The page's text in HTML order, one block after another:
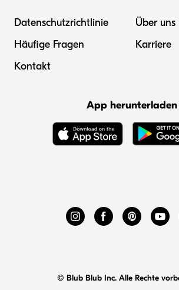
Datenschutzrichtlinie
Häufige Fragen
Kontakt
Über uns
Karriere
App herunterladen
© Blub Blub Inc. Alle Rechte